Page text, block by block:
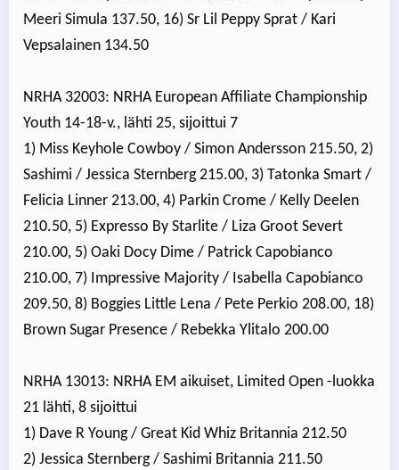
Meeri Simula 137.50, 16) Sr Lil Peppy Sprat / Kari
Vepsalainen 134.50
NRHA 32003: NRHA European Affiliate Championship
Youth 14-18-v., lähti 25, sijoittui 7
1) Miss Keyhole Cowboy / Simon Andersson 215.50, 2)
Sashimi / Jessica Sternberg 215.00, 3) Tatonka Smart /
Felicia Linner 213.00, 4) Parkin Crome / Kelly Deelen
210.50, 5) Expresso By Starlite / Liza Groot Severt
210.00, 5) Oaki Docy Dime / Patrick Capobianco
210.00, 7) Impressive Majority / Isabella Capobianco
209.50, 8) Boggies Little Lena / Pete Perkio 208.00, 18)
Brown Sugar Presence / Rebekka Ylitalo 200.00
NRHA 13013: NRHA EM aikuiset, Limited Open -luokka
21 lähti, 8 sijoittui
1) Dave R Young / Great Kid Whiz Britannia 212.50
2) Jessica Sternberg / Sashimi Britannia 211.50